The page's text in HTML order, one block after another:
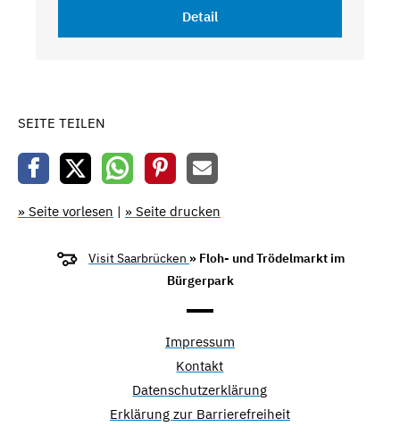
Detail
SEITE TEILEN
» Seite vorlesen | » Seite drucken
Visit Saarbrücken » Floh- und Trödelmarkt im
Bürgerpark
Impressum
Kontakt
Datenschutzerklärung
Erklärung zur Barrierefreiheit